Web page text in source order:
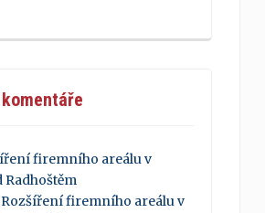
firemního areálu v
Radhoštěm
Rozšíření firemního areálu v